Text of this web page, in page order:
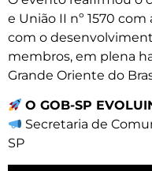
e União II nº 1570
com o
membros, em plena
Grande Oriente do
O GOB-SP
Secretaria de
SP